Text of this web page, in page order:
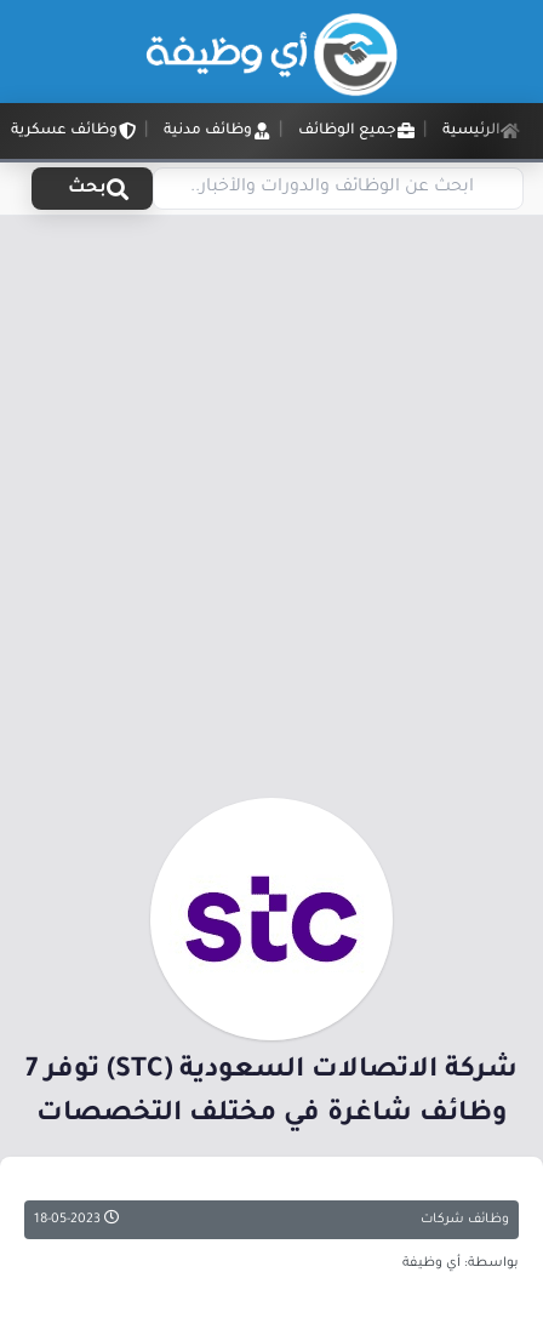
الرئيسية جميع الوظائف وظائف مدنية وظائف عسكرية
بحث
شركة الاتصالات السعودية (STC) توفر 7
وظائف شاغرة في مختلف التخصصات
وظائف شركات
بواسطة: أي وظيفة